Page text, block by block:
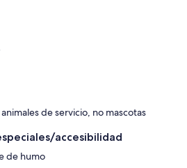
reservarse de antemano:
08-05 - 2027-11-30)
de servicio, no mascotas
accesibilidad
de humo